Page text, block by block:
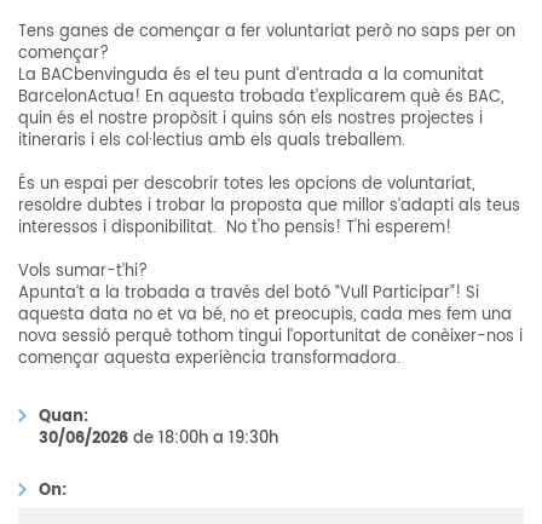
Tens ganes de començar a fer voluntariat però no saps per on
començar?
La BACbenvinguda és el teu punt d’entrada a la comunitat
BarcelonActua! En aquesta trobada t’explicarem què és BAC,
quin és el nostre propòsit i quins són els nostres projectes i
itineraris i els col·lectius amb els quals treballem.
És un espai per descobrir totes les opcions de voluntariat,
resoldre dubtes i trobar la proposta que millor s’adapti als teus
interessos i disponibilitat. No t'ho pensis! T'hi esperem!
Vols sumar-t’hi?
Apunta’t a la trobada a través del botó “Vull Participar”! Si
aquesta data no et va bé, no et preocupis, cada mes fem una
nova sessió perquè tothom tingui l’oportunitat de conèixer-nos i
començar aquesta experiència transformadora.
Quan:
30/06/2026de 18:00h a 19:30h
On: